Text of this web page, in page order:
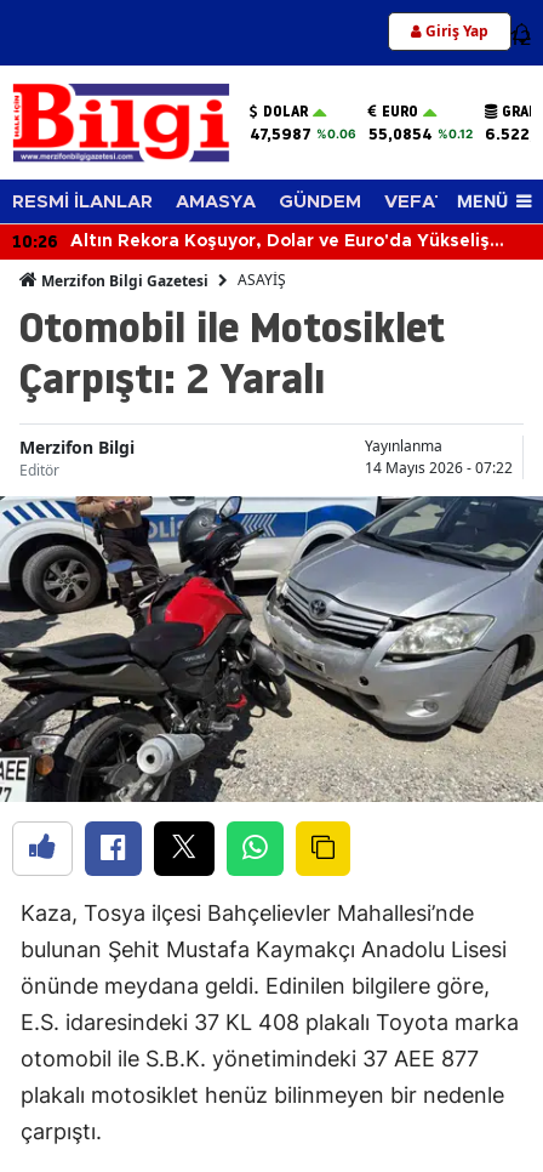
Giriş Yap 12
DOLAR
47,5987 %0.06
EURO
55,0854 %0.12
RESMİ İLANLAR AMASYA GÜNDEM VEFAT EDENLER
MENÜ
10:26
Altın Rekora Koşuyor, Dolar ve Euro'da Yükseliş
Merzifon Bilgi Gazetesi ASAYİŞ
Otomobil ile Motosiklet
Çarpıştı: 2 Yaralı
Merzifon Bilgi
Editör
Yayınlanma
14 Mayıs 2026 - 07:22
Kaza, Tosya ilçesi Bahçelievler Mahallesi’nde
bulunan Şehit Mustafa Kaymakçı Anadolu Lisesi
önünde meydana geldi. Edinilen bilgilere göre,
E.S. idaresindeki 37 KL 408 plakalı Toyota marka
otomobil ile S.B.K. yönetimindeki 37 AEE 877
plakalı motosiklet henüz bilinmeyen bir nedenle
çarpıştı.